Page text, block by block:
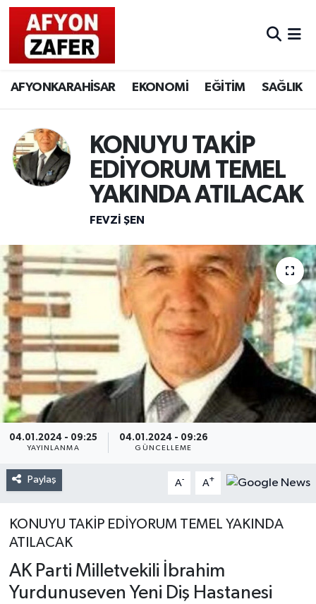
AFYONKARAHİSAR EKONOMİ EĞİTİM SAĞLIK
KONUYU TAKİP
EDİYORUM TEMEL
YAKINDA ATILACAK
FEVZI ŞEN
04.01.2024 - 09:25
YAYINLANMA
04.01.2024 - 09:26
GÜNCELLEME
Paylaş A- A+
KONUYU TAKİP EDİYORUM TEMEL YAKINDA
ATILACAK
AK Parti Milletvekili İbrahim
Yurdunuseven Yeni Diş Hastanesi